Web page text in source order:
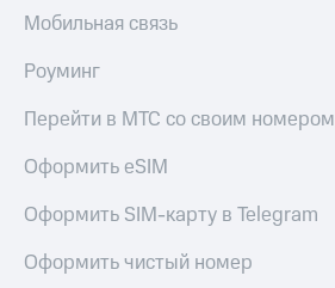
интернета
и
с
на карту
МТС Pay
Оплата
Мобильная связь
Роуминг
Перейти в МТС со своим номером
Оформить eSIM
Оформить SIM-карту в Telegram
Оформить чистый номер